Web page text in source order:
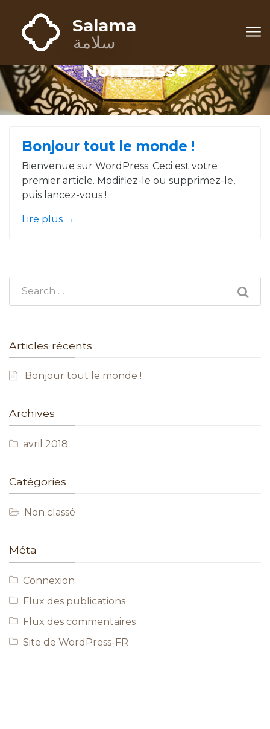
Salama
Salama
سلامة
Non classé
Articles récents
Bonjour tout le monde !
Archives
avril 2018
Catégories
Non classé
Méta
Connexion
Flux des publications
Flux des commentaires
Site de WordPress-FR
Bonjour tout le monde !
Bienvenue sur WordPress. Ceci est votre
premier article. Modifiez-le ou supprimez-le,
puis lancez-vous !
Lire plus "Bonjour tout le monde !"
→